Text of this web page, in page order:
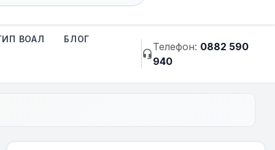
ВОАЛ БЛОГ
headset_mic
Телефон: 0882 590
940